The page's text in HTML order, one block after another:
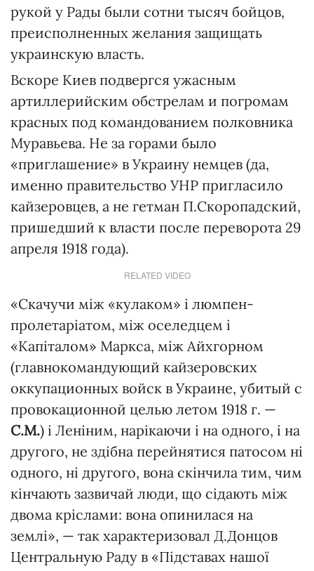
рукой у Рады были сотни тысяч бойцов,
преисполненных желания защищать
украинскую власть.
Вскоре Киев подвергся ужасным
артиллерийским обстрелам и погромам
красных под командованием полковника
Муравьева. Не за горами было
«приглашение» в Украину немцев (да,
именно правительство УНР пригласило
кайзеровцев, а не гетман П.Скоропадский,
пришедший к власти после переворота 29
апреля 1918 года).
RELATED VIDEO
«Скачучи між «кулаком» і люмпен-
пролетаріатом, між оселедцем і
«Капіталом» Маркса, між Айхгорном
(главнокомандующий кайзеровских
оккупационных войск в Украине, убитый с
провокационной целью летом 1918 г. —
С.М.) і Леніним, нарікаючи і на одного, і на
другого, не здібна перейнятися патосом ні
одного, ні другого, вона скінчила тим, чим
кінчають зазвичай люди, що сідають між
двома кріслами: вона опинилася на
землі», — так характеризовал Д.Донцов
Центральную Раду в «Підставах нашої